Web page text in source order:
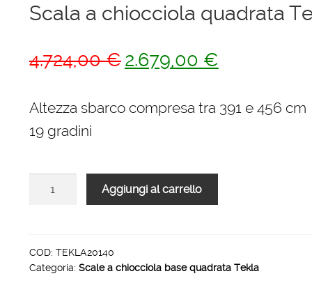
Scala a chiocciola quadrata
4.724,00€ Il
originale
2.679,00 €
attuale
Altezza sbarco compresa tra 391 e 456 cm
19 gradini
Tekla
20
Aggiungi al carrello
COD: TEKLA20140
Categoria: Scale a chiocciola base quadrata Tekla